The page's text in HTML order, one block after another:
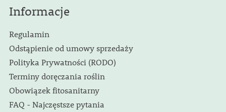
Informacje
Regulamin
Odstąpienie od umowy sprzedaży
Polityka Prywatności (RODO)
Terminy doręczania roślin
Obowiązek fitosanitarny
FAQ - Najczęstsze pytania